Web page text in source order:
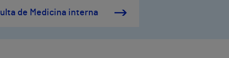
de Medicina interna